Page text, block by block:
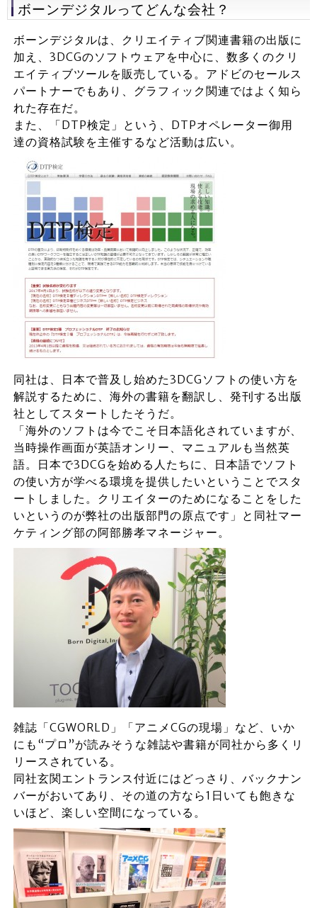
ボーンデジタルってどんな会社？
ボーンデジタルは、クリエイティブ関連書籍の出版に
加え、3DCGのソフトウェアを中心に、数多くのクリ
エイティブツールを販売している。アドビのセールス
パートナーでもあり、グラフィック関連ではよく知ら
れた存在だ。
また、「DTP検定」という、DTPオペレーター御用
達の資格試験を主催するなど活動は広い。
同社は、日本で普及し始めた3DCGソフトの使い方を
解説するために、海外の書籍を翻訳し、発刊する出版
社としてスタートしたそうだ。
「海外のソフトは今でこそ日本語化されていますが、
当時操作画面が英語オンリー、マニュアルも当然英
語。日本で3DCGを始める人たちに、日本語でソフト
の使い方が学べる環境を提供したいということでスタ
ートしました。クリエイターのためになることをした
いというのが弊社の出版部門の原点です」と同社マー
ケティング部の阿部勝孝マネージャー。
雑誌「CGWORLD」「アニメCGの現場」など、いか
にも“プロ”が読みそうな雑誌や書籍が同社から多くリ
リースされている。
同社玄関エントランス付近にはどっさり、バックナン
バーがおいてあり、その道の方なら1日いても飽きな
いほど、楽しい空間になっている。